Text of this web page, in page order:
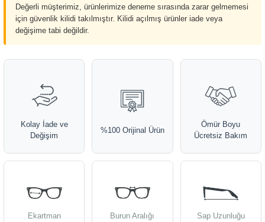
Değerli müşterimiz, ürünlerimize deneme sırasında zarar gelmemesi
için güvenlik kilidi takılmıştır. Kilidi açılmış ürünler iade veya
değişime tabi değildir.
Kolay İade ve
Değişim
%100 Orijinal Ürün
Ömür Boyu
Ücretsiz Bakım
Ekartman Burun Aralığı Sap Uzunluğu